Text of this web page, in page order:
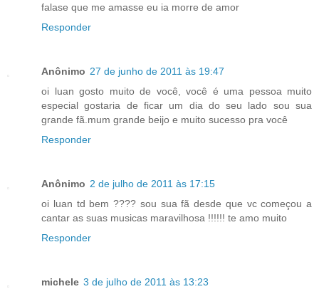
falase que me amasse eu ia morre de amor
Responder
Anônimo 27 de junho de 2011 às 19:47
oi luan gosto muito de você, você é uma pessoa muito
especial gostaria de ficar um dia do seu lado sou sua
grande fã.mum grande beijo e muito sucesso pra você
Responder
Anônimo 2 de julho de 2011 às 17:15
oi luan td bem ???? sou sua fã desde que vc começou a
cantar as suas musicas maravilhosa !!!!!! te amo muito
Responder
michele 3 de julho de 2011 às 13:23